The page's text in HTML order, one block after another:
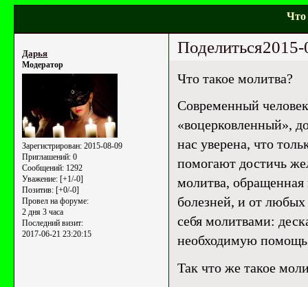
Что
Поделиться
Дарья
Модератор
Зарегистрирован: 2015-08-09
Приглашений: 0
Сообщений: 1292
Уважение: [+1/-0]
Позитив: [+0/-0]
Провел на форуме:
2 дня 3 часа
Последний визит:
2017-06-21 23:20:15
Что такое молитва?
Современный
«воцерковленный»,
нас уверена, что
помогают достичь
молитва, обращенная
болезней, и от
себя молитвами:
необходимую помощь
Так что же такое